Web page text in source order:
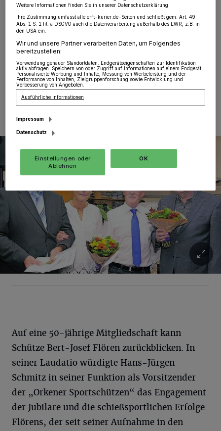
den „Orkener Sportschützen“ sowie im Rheinischen-
und Deutschen Schützenbund wurden Marianne
Henicke und Martina Schmitz, die aufgrund ihres
Organisationstalents zu den guten Seelen des Vereins
zählen, während des jährlichen Vereinsfestes geehrt.
25.10.2019 , 10:46 Uhr Eine Minute Lesezeit
Auf eine 50-jährige Mitgliedschaft kann
Schütze Bert-Josef Flören zurückblicken. In
seiner Laudatio würdigte Hans-Jürgen
Schmitz in seiner Funktion als Vorsitzender
der „Orkener Sportschützen“ das Engagement
der Jubilare und die schießsportlichen Erfolge
Flörens, der seit seiner Aufnahme in den
Weitere Informationen finden Sie in unserer Datenschutzerklärung.
Ihre Zustimmung umfasst alle erft-kurier.de-Seiten und schließt gem. Art. 49
Abs. 1 S. 1 lit. a DSGVO auch die Datenverarbeitung außerhalb des EWR, z.B. in
den USA ein.
Wir und unsere Partner verarbeiten Daten, um Folgendes
bereitzustellen:
Verwendung genauer Standortdaten. Endgeräteeigenschaften zur Identifikation
aktiv abfragen. Speichern von oder Zugriff auf Informationen auf einem Endgerät.
Personalisierte Werbung und Inhalte, Messung von Werbeleistung und der
Performance von Inhalten, Zielgruppenforschung sowie Entwicklung und
Verbesserung von Angeboten.
Ausführliche Informationen
Impressum
Datenschutz
Einstellungen oder
Ablehnen
OK